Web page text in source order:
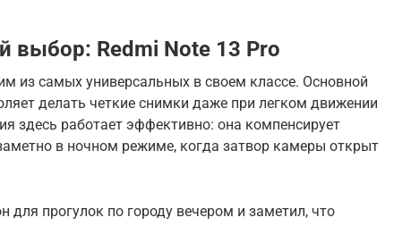
выбор: Redmi Note 13 Pro
из самых универсальных в своем классе. Основной
делать четкие снимки даже при легком движении
здесь работает эффективно: она компенсирует
в ночном режиме, когда затвор камеры открыт
для прогулок по городу вечером и заметил, что